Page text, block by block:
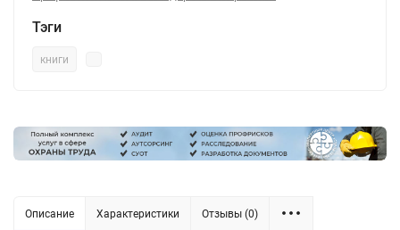
Тэги
книги
Описание Характеристики Отзывы (0)